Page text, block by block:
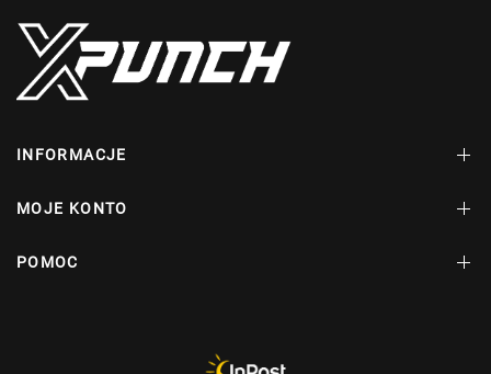
INFORMACJE
MOJE KONTO
POMOC